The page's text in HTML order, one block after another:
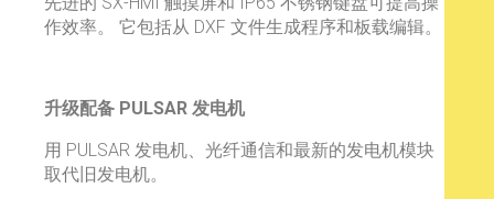
作效率。 它包括从 DXF 文件生成程序和板载编辑。
升级配备 PULSAR 发电机
用 PULSAR 发电机、光纤通信和最新的发电机模块
取代旧发电机。